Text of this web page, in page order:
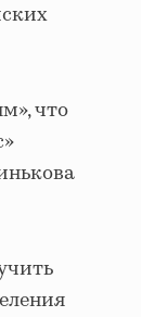
что